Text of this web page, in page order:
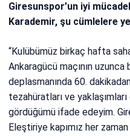
Giresunspor’un iyi
Karademir, şu cümlelere
“Kulübümüz birkaç hafta
Ankaragücü maçının
deplasmanında 60.
tezahüratları ve
gördüğümü ifade edeyim.
Eleştiriye kapımız her